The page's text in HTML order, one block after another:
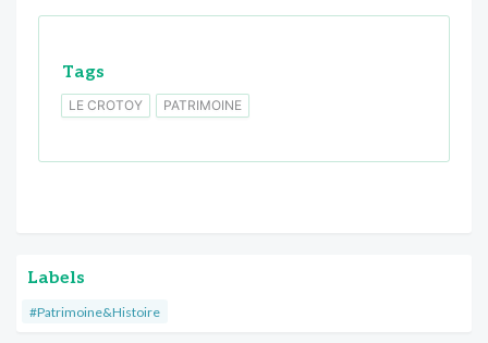
Tags
LE CROTOY PATRIMOINE
Labels
#Patrimoine&Histoire